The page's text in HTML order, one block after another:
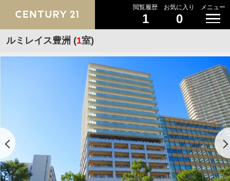
閲覧履歴
1
お気に入り
0
メニュー
ルミレイス豊洲 (1室)